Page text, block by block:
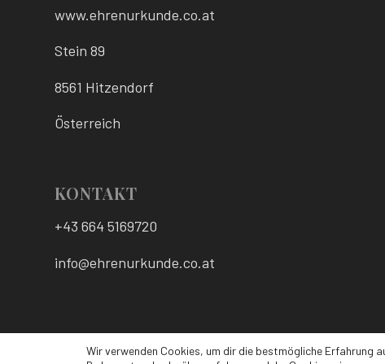
www.ehrenurkunde.co.at
Stein 89
8561 Hitzendorf
Österreich
KONTAKT
+43 664 5169720
info@ehrenurkunde.co.at
© 2026 www.ehrenurkunde.co.at - Enfold WordPress Theme by Kriesi
Wir verwenden Cookies, um dir die bestmögliche Erfahrung